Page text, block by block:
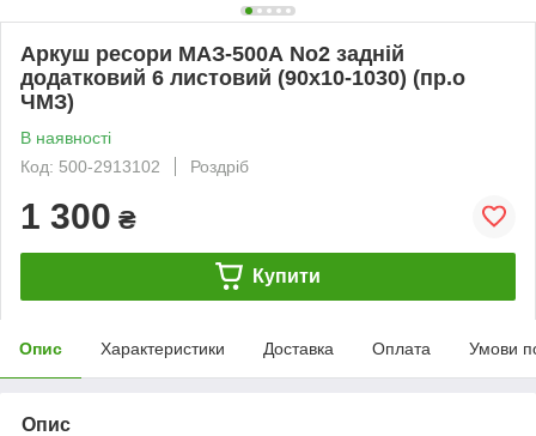
Аркуш ресори МАЗ-500А No2 задній
додатковий 6 листовий (90х10-1030) (пр.о
ЧМЗ)
В наявності
Код: 500-2913102
Роздріб
1 300 ₴
Купити
Опис Характеристики Доставка Оплата Умови
Опис